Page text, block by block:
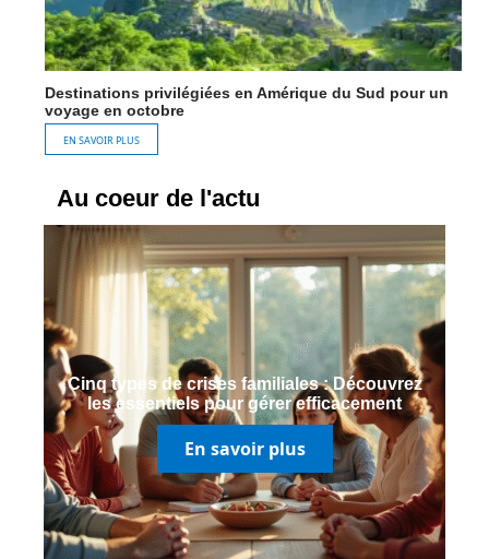
Destinations privilégiées en Amérique du Sud pour un
voyage en octobre
EN SAVOIR PLUS
Au coeur de l'actu
Cinq types de crises familiales : Découvrez
les essentiels pour gérer efficacement
En savoir plus